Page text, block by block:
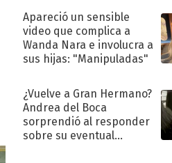
Apareció un sensible
video que complica a
Wanda Nara e involucra a
sus hijas: "Manipuladas"
¿Vuelve a Gran Hermano?
Andrea del Boca
sorprendió al responder
sobre su eventual